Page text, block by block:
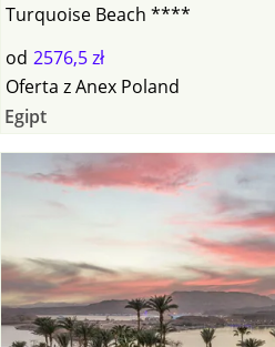
Turquoise Beach ****
od 2576,5 zł
Oferta zAnex Poland
Egipt